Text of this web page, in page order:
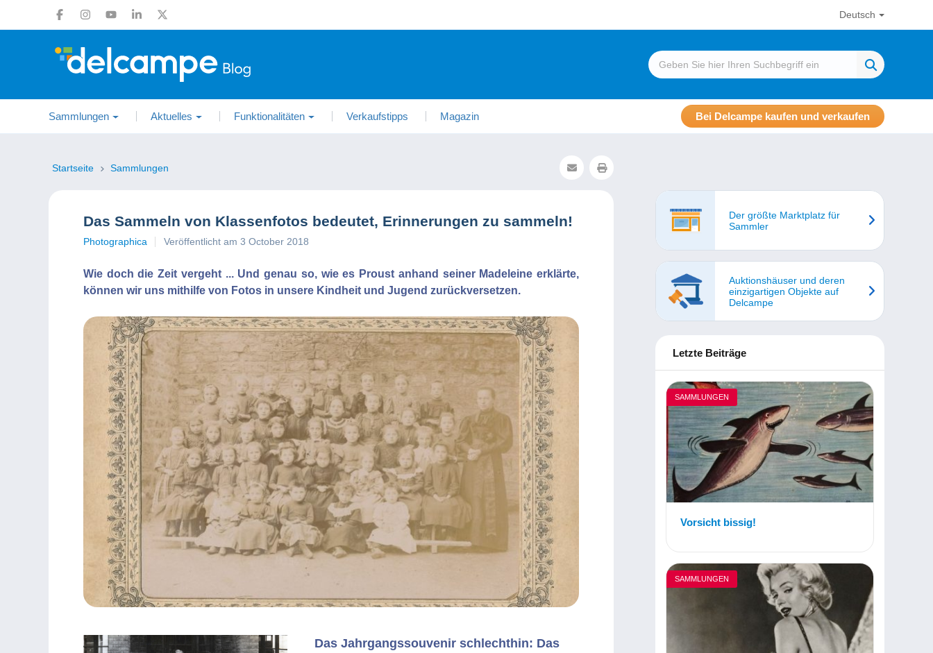
Deutsch
Sammlungen Aktuelles Funktionalitäten Verkaufstipps Magazin Bei Delcampe kaufen und verkaufen
Startseite Sammlungen
Das Sammeln von Klassenfotos bedeutet, Erinnerungen zu sammeln!
Photographica Veröffentlicht am 3 October 2018
Wie doch die Zeit vergeht ... Und genau so, wie es Proust anhand seiner Madeleine erklärte,
können wir uns mithilfe von Fotos in unsere Kindheit und Jugend zurückversetzen.
Das Jahrgangssouvenir schlechthin: Das
Der größte Marktplatz für
Sammler
Auktionshäuser und deren
einzigartigen Objekte auf
Delcampe
Letzte Beiträge
SAMMLUNGEN
Vorsicht bissig!
SAMMLUNGEN